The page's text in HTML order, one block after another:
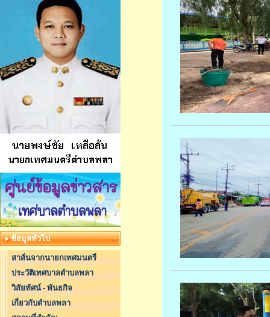
ข้อมูลทั่วไป
สาส์นจากนายกเทศมนตรี
ประวัติเทศบาลตำบลพลา
วิสัยทัศน์ - พันธกิจ
เกี่ยวกับตำบลพลา